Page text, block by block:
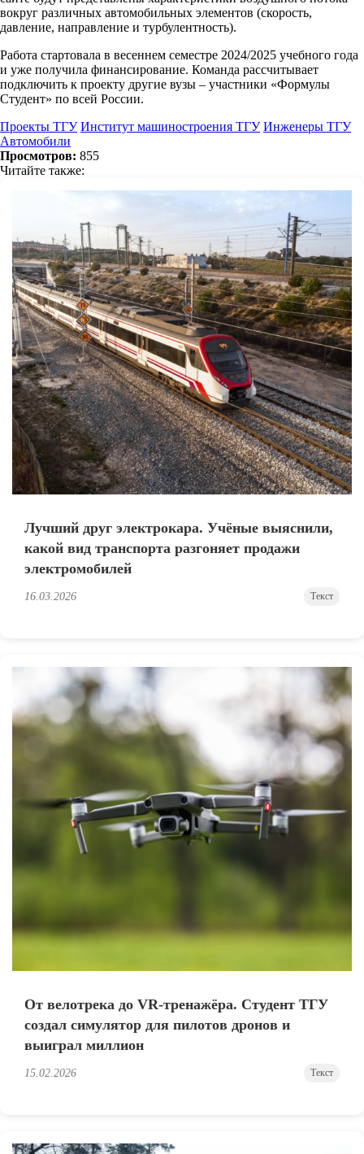
вокруг различных автомобильных элементов (скорость,
давление, направление и турбулентность).
Работа стартовала в весеннем семестре 2024/2025 учебного года
и уже получила финансирование. Команда рассчитывает
подключить к проекту другие вузы – участники «Формулы
Студент» по всей России.
Проекты ТГУ Институт машиностроения ТГУ Инженеры ТГУ
Автомобили
Просмотров: 855
Читайте также:
Лучший друг электрокара. Учёные выяснили,
какой вид транспорта разгоняет продажи
электромобилей
16.03.2026 Текст
От велотрека до VR-тренажёра. Студент ТГУ
создал симулятор для пилотов дронов и
выиграл миллион
15.02.2026 Текст